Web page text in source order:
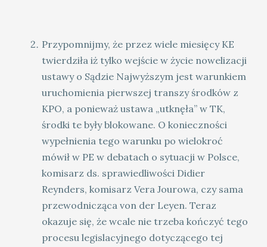
Przypomnijmy, że przez wiele miesięcy KE
twierdziła iż tylko wejście w życie nowelizacji
ustawy o Sądzie Najwyższym jest warunkiem
uruchomienia pierwszej transzy środków z
KPO, a ponieważ ustawa „utknęła” w TK,
środki te były blokowane. O konieczności
wypełnienia tego warunku po wielokroć
mówił w PE w debatach o sytuacji w Polsce,
komisarz ds. sprawiedliwości Didier
Reynders, komisarz Vera Jourowa, czy sama
przewodnicząca von der Leyen. Teraz
okazuje się, że wcale nie trzeba kończyć tego
procesu legislacyjnego dotyczącego tej